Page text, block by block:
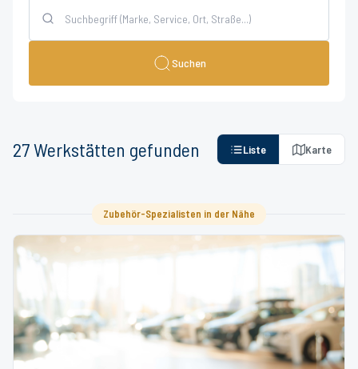
Suchen
27Werkstätten gefunden Liste Karte
Zubehör-Spezialisten in der Nähe